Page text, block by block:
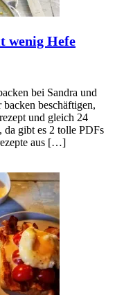
wenig Hefe
bei Sandra und
beschäftigen,
und gleich 24
da gibt es 2 tolle PDFs
aus […]